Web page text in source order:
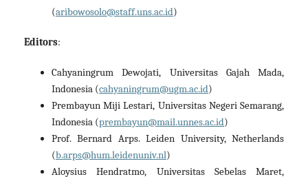
(aribowosolo@staff.uns.ac.id)
Editors:
Cahyaningrum Dewojati, Universitas Gajah Mada,
Indonesia (cahyaningrum@ugm.ac.id)
Prembayun Miji Lestari, Universitas Negeri Semarang,
Indonesia (prembayun@mail.unnes.ac.id)
Prof. Bernard Arps. Leiden University, Netherlands
(b.arps@hum.leidenuniv.nl)
Aloysius Hendratmo, Universitas Sebelas Maret,